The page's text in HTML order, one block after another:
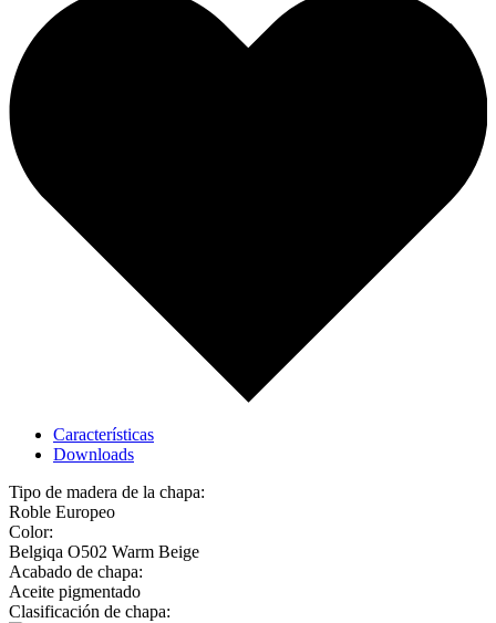
Características
Downloads
Tipo de madera de la chapa:
Roble Europeo
Color:
Belgiqa O502 Warm Beige
Acabado de chapa:
Aceite pigmentado
Clasificación de chapa: